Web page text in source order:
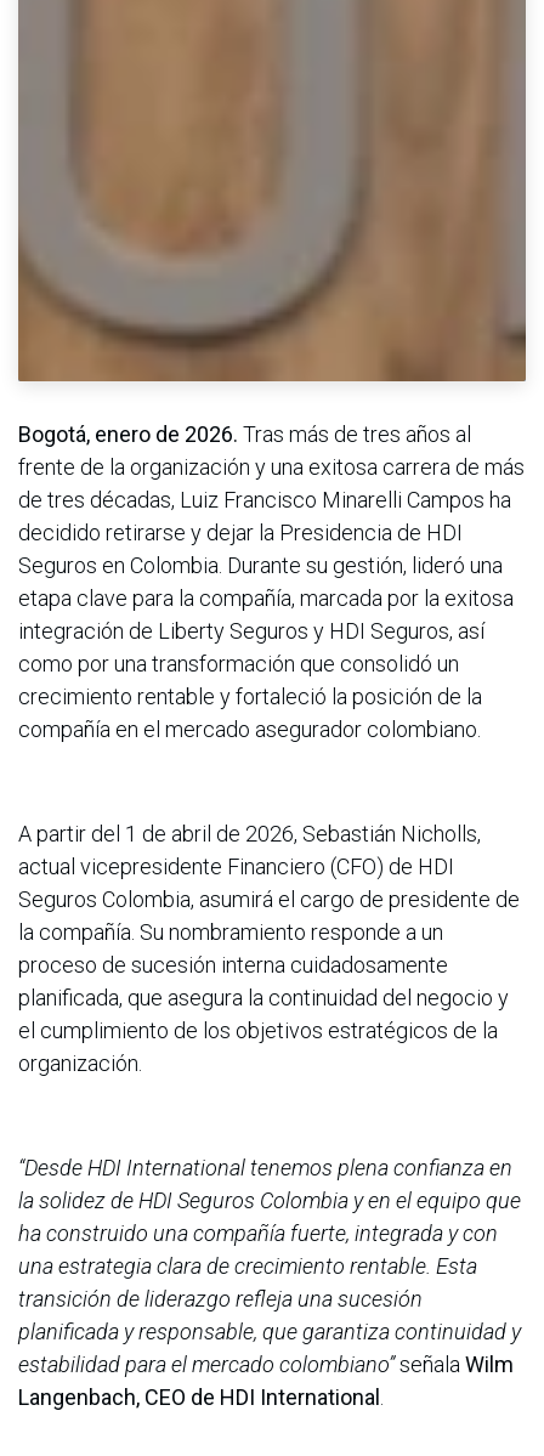
Bogotá, enero de 2026. Tras más de tres años al
frente de la organización y una exitosa carrera de más
de tres décadas, Luiz Francisco Minarelli Campos ha
decidido retirarse y dejar la Presidencia de HDI
Seguros en Colombia. Durante su gestión, lideró una
etapa clave para la compañía, marcada por la exitosa
integración de Liberty Seguros y HDI Seguros, así
como por una transformación que consolidó un
crecimiento rentable y fortaleció la posición de la
compañía en el mercado asegurador colombiano.
A partir del 1 de abril de 2026, Sebastián Nicholls,
actual vicepresidente Financiero (CFO) de HDI
Seguros Colombia, asumirá el cargo de presidente de
la compañía. Su nombramiento responde a un
proceso de sucesión interna cuidadosamente
planificada, que asegura la continuidad del negocio y
el cumplimiento de los objetivos estratégicos de la
organización.
“Desde HDI International tenemos plena confianza en
la solidez de HDI Seguros Colombia y en el equipo que
ha construido una compañía fuerte, integrada y con
una estrategia clara de crecimiento rentable. Esta
transición de liderazgo refleja una sucesión
planificada y responsable, que garantiza continuidad y
estabilidad para el mercado colombiano”señala Wilm
Langenbach, CEO de HDI International